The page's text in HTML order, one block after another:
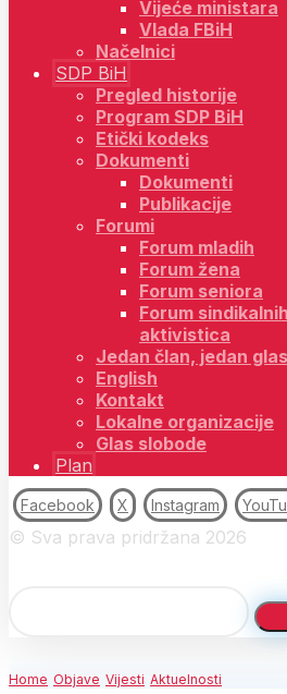
Vijeće ministara
Vlada FBiH
Načelnici
SDP BiH
Pregled historije
Program SDP BiH
Etički kodeks
Dokumenti
Dokumenti
Publikacije
Forumi
Forum mladih
Forum žena
Forum seniora
Forum
aktivistica
Jedan član, jedan glas
English
Kontakt
Lokalne organizacije
Glas slobode
Plan
Facebook X Instagram
© Sva prava pridržana 2026
Home Objave Vijesti Aktuelnosti